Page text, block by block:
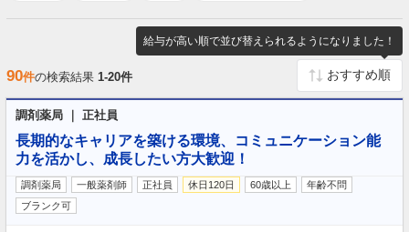
給与が高い順で並び替えられるようになりました！
90件の検索結果 1-20件
調剤薬局 ｜ 正社員
長期的なキャリアを築ける環境、コミュニケーション能
力を活かし、成長したい方大歓迎！
調剤薬局 一般薬剤師 正社員 休日120日 60歳以上
年齢不問
ブランク可